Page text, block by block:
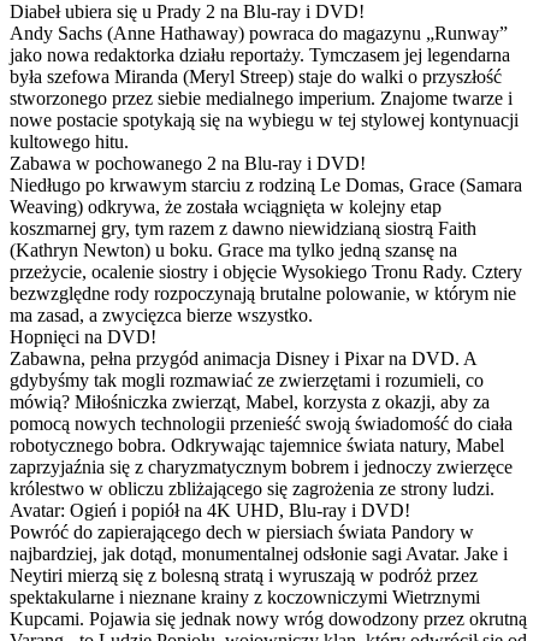
Diabeł ubiera się u Prady 2 na Blu-ray i DVD!
Andy Sachs (Anne Hathaway) powraca do magazynu „Runway”
jako nowa redaktorka działu reportaży. Tymczasem jej legendarna
była szefowa Miranda (Meryl Streep) staje do walki o przyszłość
stworzonego przez siebie medialnego imperium. Znajome twarze i
nowe postacie spotykają się na wybiegu w tej stylowej kontynuacji
kultowego hitu.
Zabawa w pochowanego 2 na Blu-ray i DVD!
Niedługo po krwawym starciu z rodziną Le Domas, Grace (Samara
Weaving) odkrywa, że została wciągnięta w kolejny etap
koszmarnej gry, tym razem z dawno niewidzianą siostrą Faith
(Kathryn Newton) u boku. Grace ma tylko jedną szansę na
przeżycie, ocalenie siostry i objęcie Wysokiego Tronu Rady. Cztery
bezwzględne rody rozpoczynają brutalne polowanie, w którym nie
ma zasad, a zwycięzca bierze wszystko.
Hopnięci na DVD!
Zabawna, pełna przygód animacja Disney i Pixar na DVD. A
gdybyśmy tak mogli rozmawiać ze zwierzętami i rozumieli, co
mówią? Miłośniczka zwierząt, Mabel, korzysta z okazji, aby za
pomocą nowych technologii przenieść swoją świadomość do ciała
robotycznego bobra. Odkrywając tajemnice świata natury, Mabel
zaprzyjaźnia się z charyzmatycznym bobrem i jednoczy zwierzęce
królestwo w obliczu zbliżającego się zagrożenia ze strony ludzi.
Avatar: Ogień i popiół na 4K UHD, Blu-ray i DVD!
Powróć do zapierającego dech w piersiach świata Pandory w
najbardziej, jak dotąd, monumentalnej odsłonie sagi Avatar. Jake i
Neytiri mierzą się z bolesną stratą i wyruszają w podróż przez
spektakularne i nieznane krainy z koczowniczymi Wietrznymi
Kupcami. Pojawia się jednak nowy wróg dowodzony przez okrutną